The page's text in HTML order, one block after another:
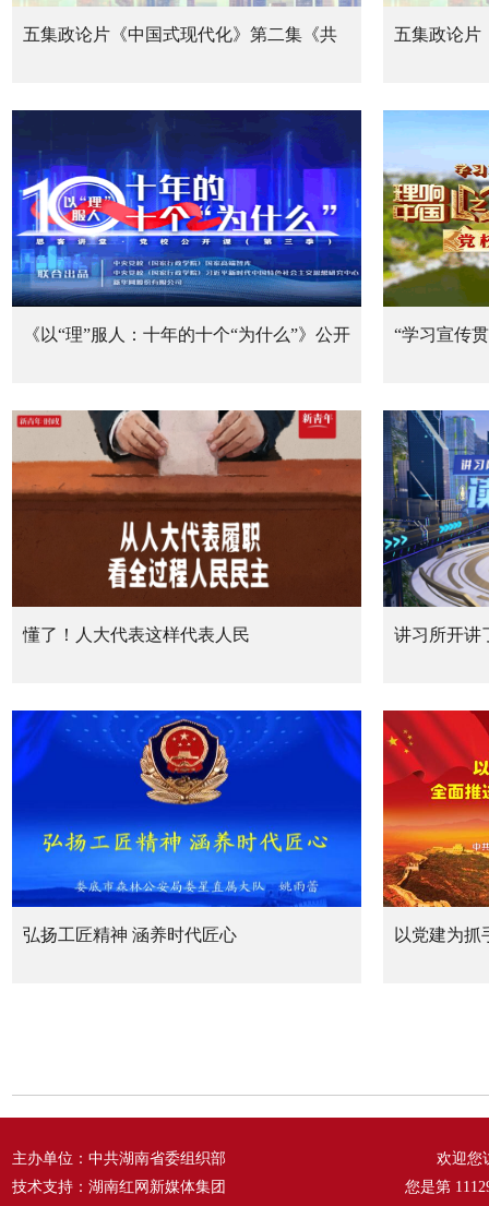
五集政论片《中国式现代化》第二集《共
五集政论片
《以“理”服人：十年的十个“为什么”》公开
“学习宣传
懂了！人大代表这样代表人民 讲习所开讲
弘扬工匠精神 涵养时代匠心
以党建为抓
主办单位：中共湖南省委组织部
技术支持：湖南红网新媒体集团
欢迎您
您是第